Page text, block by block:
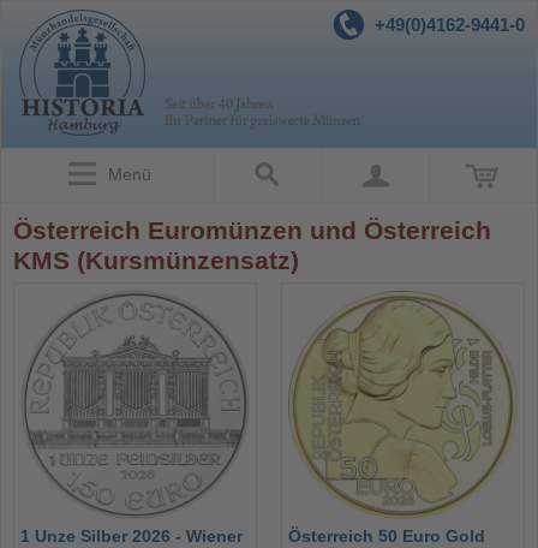
+49(0)4162-9441-0
Menü
Österreich Euromünzen und Österreich
KMS (Kursmünzensatz)
1 Unze Silber 2026 - Wiener
Österreich 50 Euro Gold